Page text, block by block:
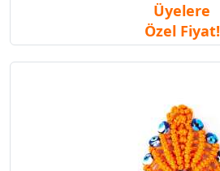
Üyelere
Özel Fiyat!